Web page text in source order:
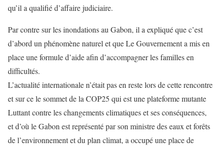
qu’il a qualifié d’affaire judiciaire.
Par contre sur les inondations au Gabon, il a expliqué que c’est
d’abord un phénomène naturel et que Le Gouvernement a mis en
place une formule d’aide afin d’accompagner les familles en
difficultés.
L’actualité internationale n’était pas en reste lors de cette rencontre
et sur ce le sommet de la COP25 qui est une plateforme mutante
Luttant contre les changements climatiques et ses conséquences,
et d’où le Gabon est représenté par son ministre des eaux et forêts
de l’environnement et du plan climat, a occupé une place de